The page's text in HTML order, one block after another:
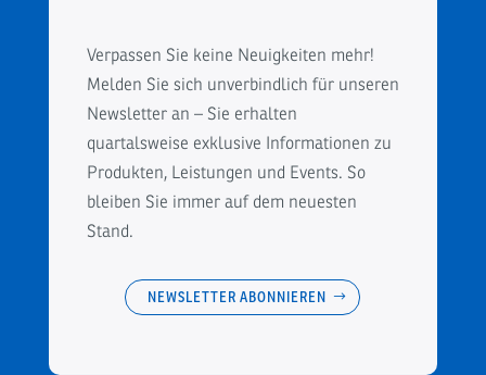
Verpassen Sie keine Neuigkeiten mehr!
Melden Sie sich unverbindlich für unseren
Newsletter an – Sie erhalten
quartalsweise exklusive Informationen zu
Produkten, Leistungen und Events. So
bleiben Sie immer auf dem neuesten
Stand.
NEWSLETTER ABONNIEREN